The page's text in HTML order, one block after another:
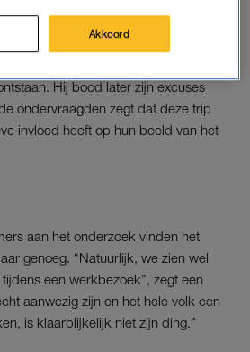
in oktober vroegtijdig terug uit
Hij bood later zijn excuses
ondervraagden zegt dat deze trip
invloed heeft op hun beeld van het
aan het onderzoek vinden het
genoeg. “Natuurlijk, we zien wel
een werkbezoek”, zegt een
aanwezig zijn en het hele volk een
is klaarblijkelijk niet zijn ding.”
Akkoord